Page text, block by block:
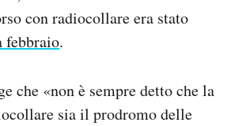
con radiocollare era stato
febbraio.
che «non è sempre detto che la
sia il prodromo delle